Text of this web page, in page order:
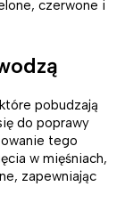
pobudzają
do poprawy
tego
w mięśniach,
zapewniając